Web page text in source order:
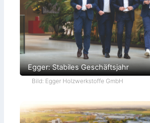
Egger: Stabiles Geschäftsjahr
Bild: Egger Holzwerkstoffe GmbH